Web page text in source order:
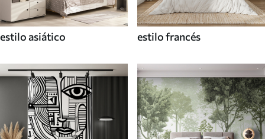
estilo asiático estilo francés